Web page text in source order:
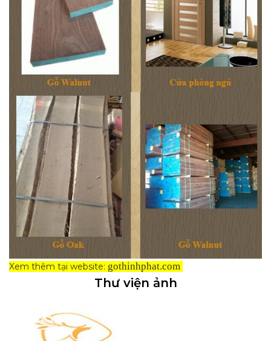
Xem thêm tại website: gothinhphat.com
Thư viện ảnh